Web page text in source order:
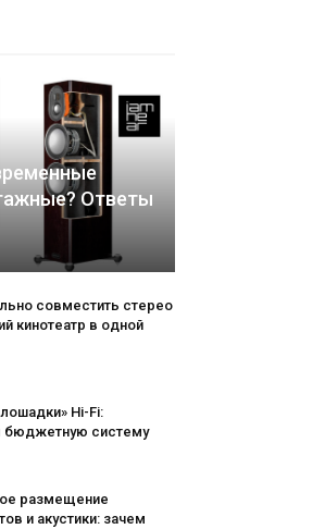
Ответы
совместить стерео
кинотеатр в одной
Hi-Fi:
бюджетную систему
размещение
и акустики: зачем